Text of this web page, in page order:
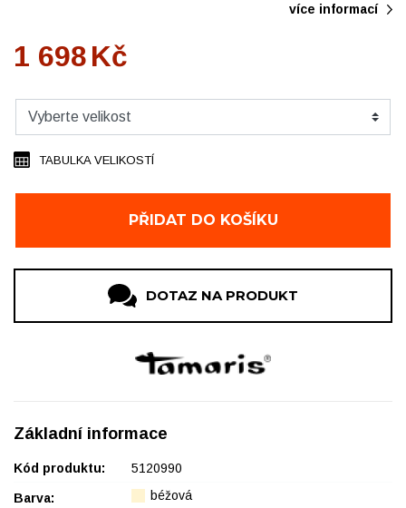
více informací
1 698Kč
PŘIDAT DO KOŠÍKU
TABULKA VELIKOSTÍ
DOTAZ NA PRODUKT
Základní informace
Kód produktu: 5120990
Barva: béžová